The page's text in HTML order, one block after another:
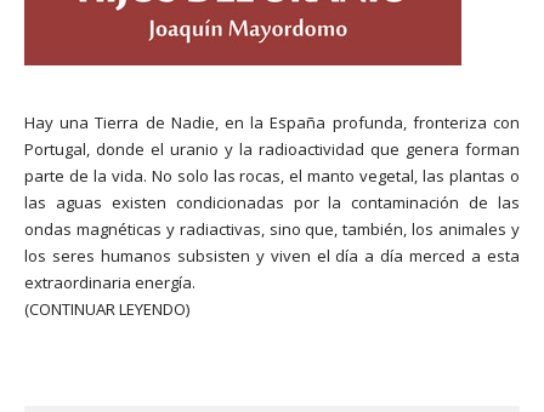
Hay una Tierra de Nadie, en la España profunda, fronteriza con
Portugal, donde el uranio y la radioactividad que genera forman
parte de la vida. No solo las rocas, el manto vegetal, las plantas o
las aguas existen condicionadas por la contaminación de las
ondas magnéticas y radiactivas, sino que, también, los animales y
los seres humanos subsisten y viven el día a día merced a esta
extraordinaria energía.
(CONTINUAR LEYENDO)